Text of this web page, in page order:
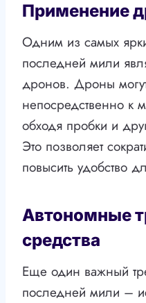
Применение
Одним из самых
последней мили
дронов. Дроны
непосредственно к
обходя пробки и
Это позволяет
повысить удобство
Автономные
средства
Еще один важный
последней мили –